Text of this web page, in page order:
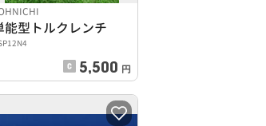
能型トルクレンチ
5,500 円